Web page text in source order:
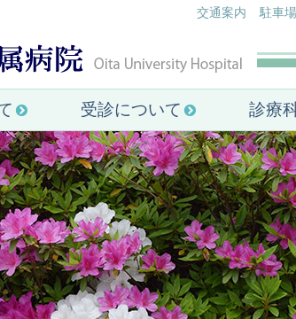
交通案内 駐車場
受診について 診療